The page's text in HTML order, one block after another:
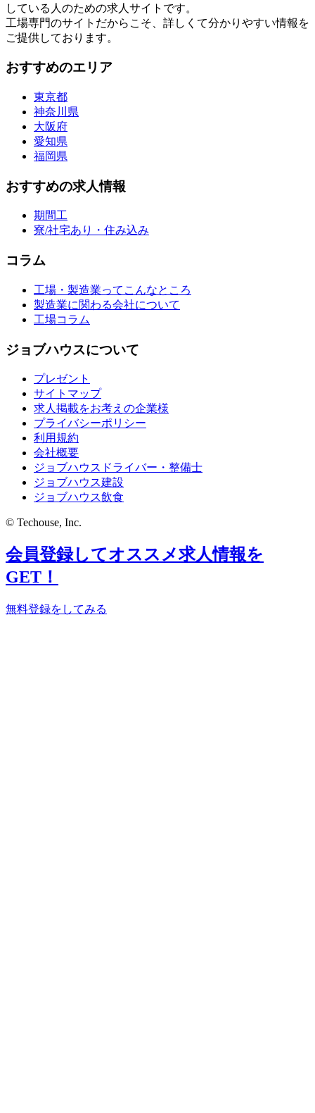
している人のための求人サイトです。
工場専門のサイトだからこそ、詳しくて分かりやすい情報を
ご提供しております。
おすすめのエリア
東京都
神奈川県
大阪府
愛知県
福岡県
おすすめの求人情報
期間工
寮/社宅あり・住み込み
コラム
工場・製造業ってこんなところ
製造業に関わる会社について
工場コラム
ジョブハウスについて
プレゼント
サイトマップ
求人掲載をお考えの企業様
プライバシーポリシー
利用規約
会社概要
ジョブハウスドライバー・整備士
ジョブハウス建設
ジョブハウス飲食
© Techouse, Inc.
会員登録してオススメ求人情報を
GET！
無料登録をしてみる